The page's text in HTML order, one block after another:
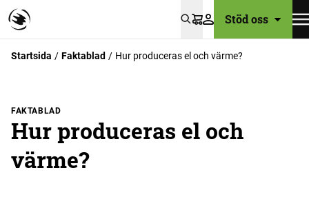
VarukorgStöd oss
Startsida Faktablad Hur produceras el och värme?
FAKTABLAD
Hur produceras el och
värme?